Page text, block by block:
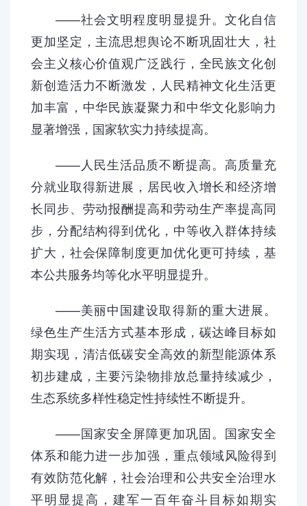
——社会文明程度明显提升。文化自信
更加坚定，主流思想舆论不断巩固壮大，社
会主义核心价值观广泛践行，全民族文化创
新创造活力不断激发，人民精神文化生活更
加丰富，中华民族凝聚力和中华文化影响力
显著增强，国家软实力持续提高。
——人民生活品质不断提高。高质量充
分就业取得新进展，居民收入增长和经济增
长同步、劳动报酬提高和劳动生产率提高同
步，分配结构得到优化，中等收入群体持续
扩大，社会保障制度更加优化更可持续，基
本公共服务均等化水平明显提升。
——美丽中国建设取得新的重大进展。
绿色生产生活方式基本形成，碳达峰目标如
期实现，清洁低碳安全高效的新型能源体系
初步建成，主要污染物排放总量持续减少，
生态系统多样性稳定性持续性不断提升。
——国家安全屏障更加巩固。国家安全
体系和能力进一步加强，重点领域风险得到
有效防范化解，社会治理和公共安全治理水
平明显提高，建军一百年奋斗目标如期实